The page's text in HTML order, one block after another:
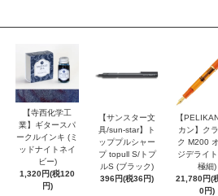
【寺西化学工
業】ギタースパ
ークルインキ (ミ
ッドナイトネイ
ビー)
1,320円(税120
円)
【サンスター文
具/sun-star】ト
ッププルシャー
プ topull S/トプ
ルS (ブラック)
396円(税36円)
【
カン】ク
ク M200
ジデライ
極細)
21,780円(
0円)